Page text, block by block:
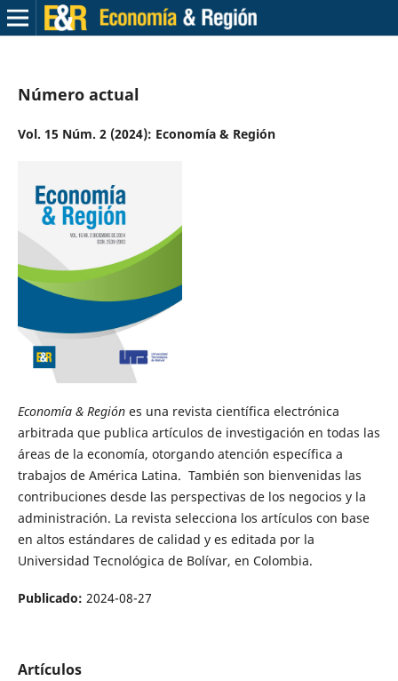
Número actual
Vol. 15 Núm. 2 (2024): Economía & Región
Economía & Regiónes una revista científica electrónica
arbitrada que publica artículos de investigación en todas las
áreas de la economía, otorgando atención específica a
trabajos de América Latina. También son bienvenidas las
contribuciones desde las perspectivas de los negocios y la
administración. La revista selecciona los artículos con base
en altos estándares de calidad y es editada por la
Universidad Tecnológica de Bolívar, en Colombia.
Publicado: 2024-08-27
Artículos